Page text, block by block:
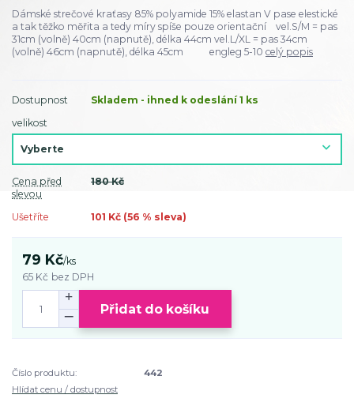
Dámské strečové kraťasy 85% polyamide 15% elastan V pase elestické
a tak těžko měřita a tedy míry spíše pouze orientační vel.S/M = pas
31cm (volně) 40cm (napnutě), délka 44cm vel.L/XL = pas 34cm
(volně) 46cm (napnutě), délka 45cm engleg 5-10 celý popis
Dostupnost
Skladem - ihned k odeslání 1 ks
velikost
Cena před
slevou
180 Kč
Ušetříte 101 Kč (56 % sleva)
79 Kč/ks
65 Kč bez DPH
Přidat do košíku
Číslo produktu:
442
Hlídat cenu / dostupnost